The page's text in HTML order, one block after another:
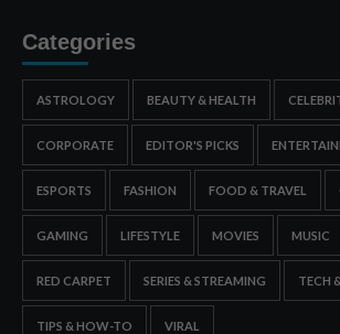
Categories
ASTROLOGY BEAUTY & HEALTH
CORPORATE EDITOR'S PICKS
ESPORTS FASHION FOOD & TRAVEL
GAMING LIFESTYLE MOVIES MUSIC
RED CARPET SERIES & STREAMING TECH
TIPS & HOW-TO VIRAL